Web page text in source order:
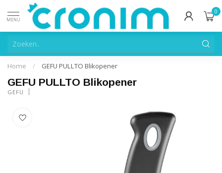
MENU
0
Home / GEFU PULLTO Blikopener
GEFU PULLTO Blikopener
GEFU